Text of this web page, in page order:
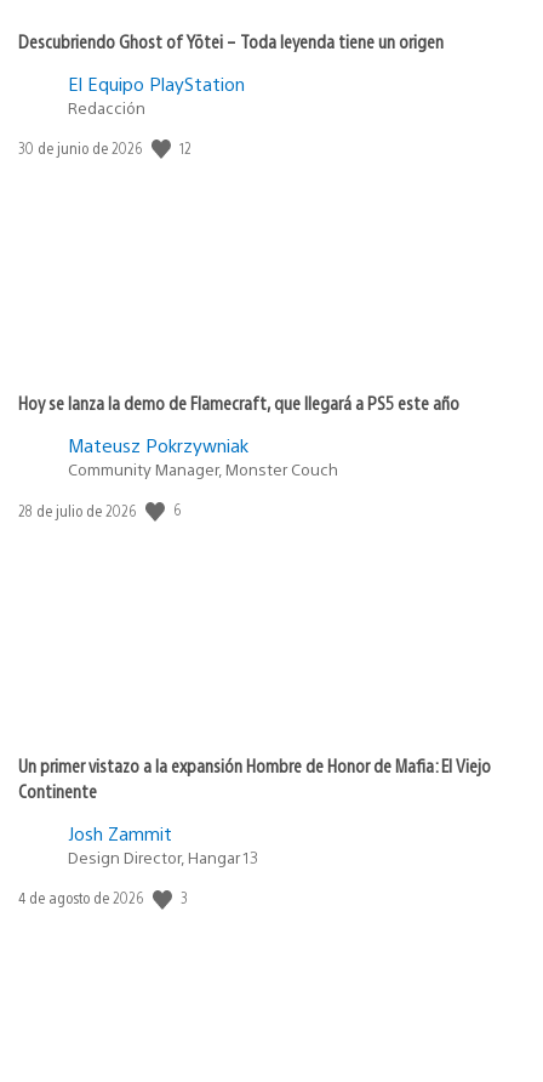
Descubriendo Ghost of Yōtei – Toda leyenda tiene un origen
El Equipo PlayStation
Redacción
Fecha
30 de junio de 2026 12
Hoy se lanza la demo de Flamecraft, que llegará a PS5 este año
Mateusz Pokrzywniak
Community Manager, Monster Couch
Fecha
28 de julio de 2026 6
Un primer vistazo a la expansión Hombre de Honor de Mafia: El Viejo
Continente
Josh Zammit
Design Director, Hangar 13
Fecha
4 de agosto de 2026 3